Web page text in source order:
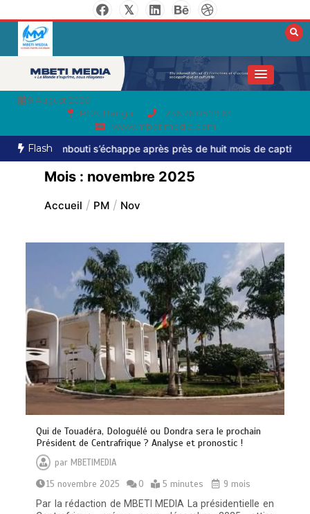
9 August 2026
RCA, Bangui
236 76 05 79 64
www.mbetimedia.com
Flash
près de huit mois de captivité Axe Boali-Bossembélé : un
Mois : novembre 2025
Accueil PM Nov
Qui de Touadéra, Dologuélé ou Dondra sera le prochain
Président de Centrafrique ? Analyse et pronostic !
par MBETIMEDIA
15 novembre 2025
0 5 minutes
9 mois
Par la rédaction de MBETI MEDIA La présidentielle en